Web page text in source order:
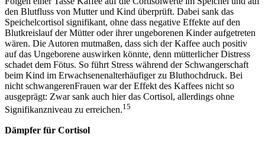
den Blutfluss von Mutter und Kind überprüft. Dabei sank das
Speichelcortisol signifikant, ohne dass negative Effekte auf den
Blutkreislauf der Mütter oder ihrer ungeborenen Kinder aufgetreten
wären. Die Autoren mutmaßen, dass sich der Kaffee auch positiv
auf das Ungeborene auswirken könnte, denn mütterlicher Distress
schadet dem Fötus. So führt Stress während der Schwangerschaft
beim Kind im Erwachsenenalterhäufiger zu Bluthochdruck. Bei
nicht schwangerenFrauen war der Effekt des Kaffees nicht so
ausgeprägt: Zwar sank auch hier das Cortisol, allerdings ohne
Signifikanzniveau zu erreichen.15
Dämpfer für Cortisol